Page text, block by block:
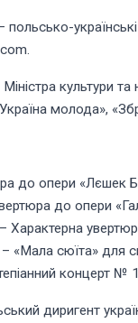
польсько-
культури
молода»,
до опери «Лєшек
до опери
«Мала сюїта» для
концерт № 1
диригент